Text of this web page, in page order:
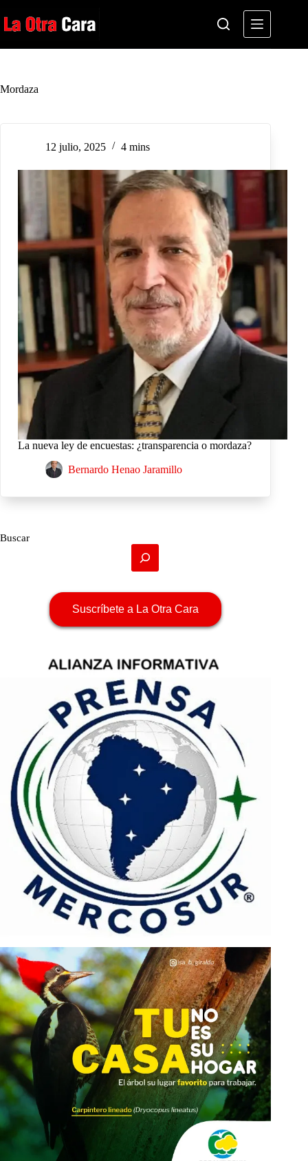
al
contenido
Mordaza
12 julio, 2025 4 mins
La nueva ley de encuestas: ¿transparencia o mordaza?
Bernardo Henao Jaramillo
Buscar
Suscríbete a La Otra Cara